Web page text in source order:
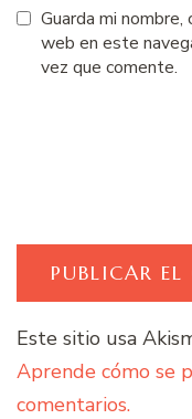
Guarda mi
web en este
vez que comente.
Este sitio usa
Aprende cómo se
comentarios.